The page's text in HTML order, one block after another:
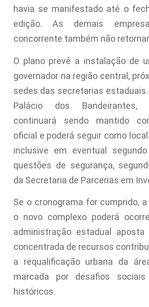
havia se manifestado até o
edição. As demais
concorrente também não
O plano prevê a instalação de
governador na região central,
sedes das secretarias
Palácio dos Bandeirantes,
continuará sendo mantido
oficial e poderá seguir como
inclusive em eventual
questões de segurança,
da Secretaria de Parcerias em
Se o cronograma for cumprido,
o novo complexo poderá
administração estadual
concentrada de recursos
a requalificação urbana da
marcada por desafios
históricos.